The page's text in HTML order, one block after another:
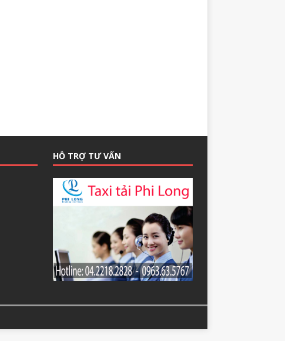
HỖ TRỢ TƯ VẤN